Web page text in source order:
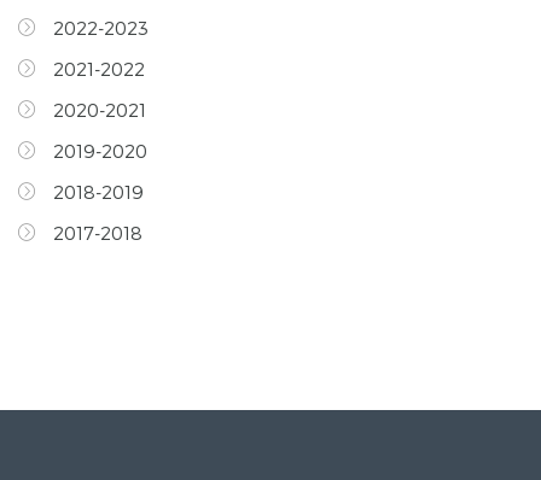
2022-2023
2021-2022
2020-2021
2019-2020
2018-2019
2017-2018